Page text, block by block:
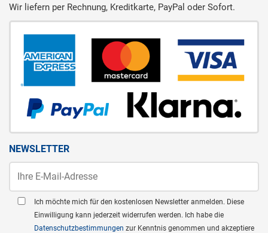
Wir liefern per Rechnung, Kreditkarte, PayPal oder Sofort.
NEWSLETTER
Ich möchte mich für den kostenlosen Newsletter anmelden. Diese
Einwilligung kann jederzeit widerrufen werden. Ich habe die
Datenschutzbestimmungen zur Kenntnis genommen und akzeptiere